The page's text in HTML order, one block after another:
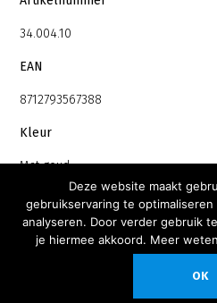
34.004.10
EAN
8712793567388
Kleur
Mat goud
Materiaal
RVS
Alle genoemde prijzen
Deze website maakt
gebruikservaring te
analyseren. Door verder gebruik
je hiermee akkoord. Meer
OK